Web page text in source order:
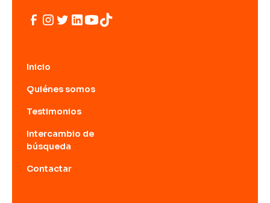
Inicio
Quiénes somos
Testimonios
Intercambio de
búsqueda
Contactar